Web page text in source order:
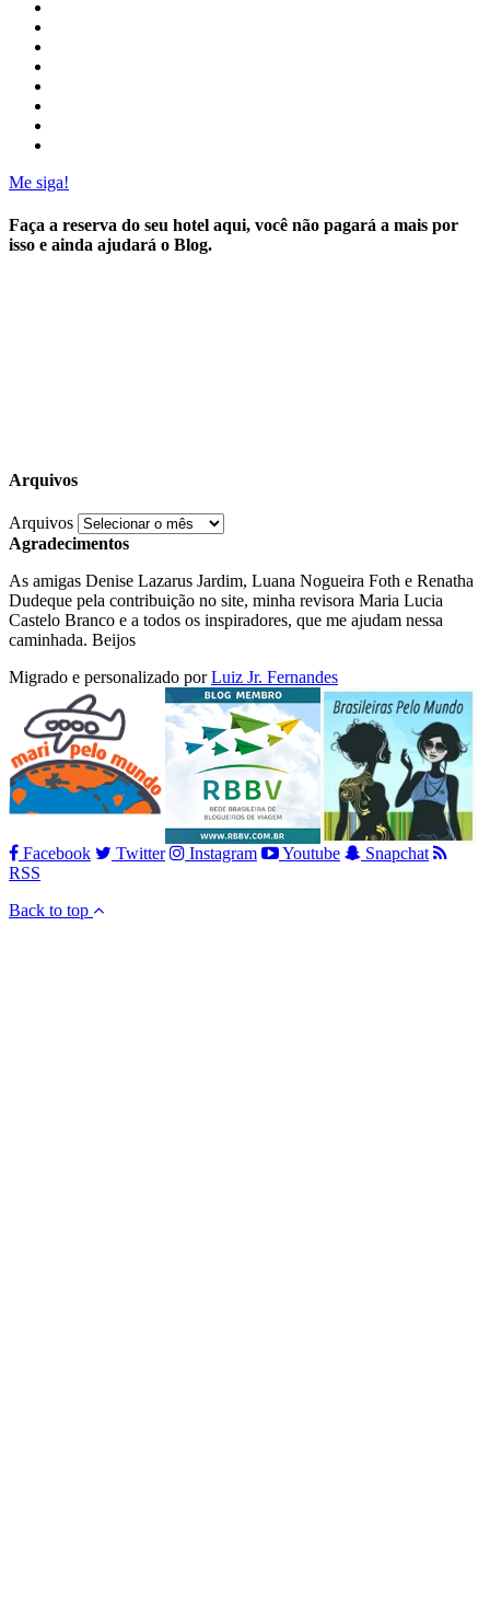
Me siga!
Faça a reserva do seu hotel aqui, você não pagará a mais por
isso e ainda ajudará o Blog.
Arquivos
Arquivos
Agradecimentos
As amigas Denise Lazarus Jardim, Luana Nogueira Foth e Renatha
Dudeque pela contribuição no site, minha revisora Maria Lucia
Castelo Branco e a todos os inspiradores, que me ajudam nessa
caminhada. Beijos
Migrado e personalizado porLuiz Jr. Fernandes
Facebook Twitter Instagram Youtube
Snapchat
RSS
Back to top